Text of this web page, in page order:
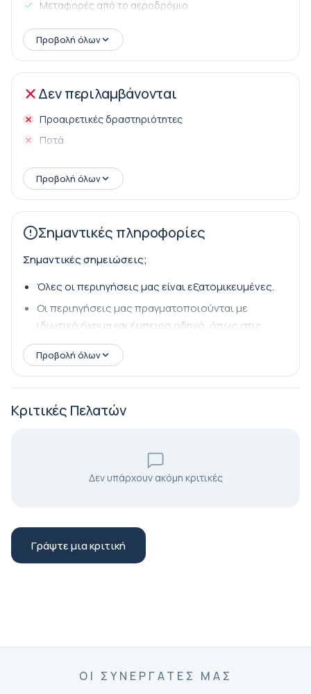
Μεταφορές από το αεροδρόμιο
Γεύμα
Προβολή όλων
Δεν περιλαμβάνονται
Προαιρετικές δραστηριότητες
Ποτά
Προβολή όλων
Σημαντικές πληροφορίες
Σημαντικές σημειώσεις;
Όλες οι περιηγήσεις μας είναι εξατομικευμένες.
Οι περιηγήσεις μας πραγματοποιούνται με
ιδιωτικό όχημα και έμπειρο οδηγό, όπως στις
φωτογραφίες.
Προβολή όλων
Κριτικές Πελατών
Δεν υπάρχουν ακόμη κριτικές
Γράψτε μια κριτική
ΟΙ ΣΥΝΕΡΓΆΤΕΣ ΜΑΣ